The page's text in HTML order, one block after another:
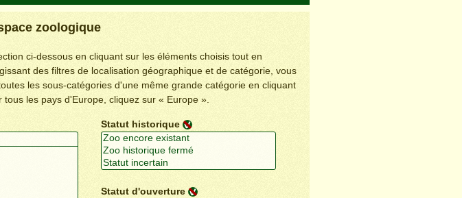
zoologique
ci-dessous en cliquant sur les éléments choisis tout en
des filtres de localisation géographique et de catégorie, vous
les sous-catégories d'une même grande catégorie en cliquant
les pays d'Europe, cliquez sur « Europe ».
Statut historique
Statut d'ouverture